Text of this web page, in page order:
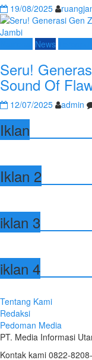
19/08/2025
News
Seru!
Sound Of
12/07/2025 admin
Iklan
Iklan 2
iklan 3
iklan 4
Tentang Kami
Redaksi
Pedoman Media
PT. Media Informasi
Kontak kami 0822-